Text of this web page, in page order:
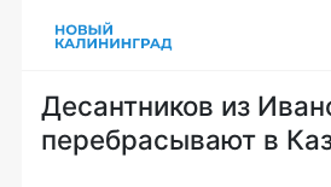
Десантников из
перебрасывают в